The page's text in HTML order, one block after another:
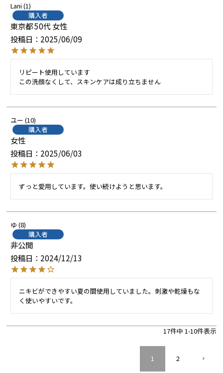
Lani 1
購入者
東京都50代女性
投稿日
2025/06/09
リピート使用しています
この洗顔なくして、スキンケアは成り立ちません
ユー 10
購入者
女性
投稿日
2025/06/03
ずっと愛用しています。使い続けようと思います。
ゆ 8
購入者
非公開
投稿日
2024/12/13
ニキビができやすい夏の間使用していました。刺激や乾燥もな
く使いやすいです。
17件中 1-10件表示
1 2